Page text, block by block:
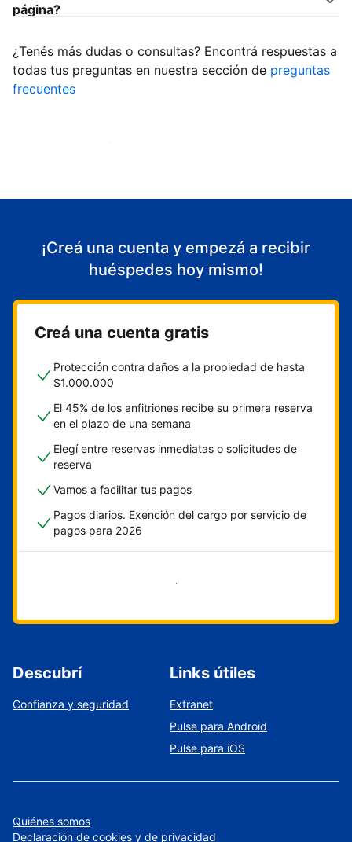
página?
¿Tenés más dudas o consultas? Encontrá respuestas a
todas tus preguntas en nuestra sección de preguntas
frecuentes
Empezá a recibir huéspedes
¡Creá una cuenta y empezá a recibir
huéspedes hoy mismo!
Creá una cuenta gratis
Protección contra daños a la propiedad de hasta
$1.000.000
El 45% de los anfitriones recibe su primera reserva
en el plazo de una semana
Elegí entre reservas inmediatas o solicitudes de
reserva
Vamos a facilitar tus pagos
Pagos diarios. Exención del cargo por servicio de
pagos para 2026
Empezar ahora
Descubrí
Confianza y seguridad
Links útiles
Extranet
Pulse para Android
Pulse para iOS
Quiénes somos
Declaración de cookies y de privacidad